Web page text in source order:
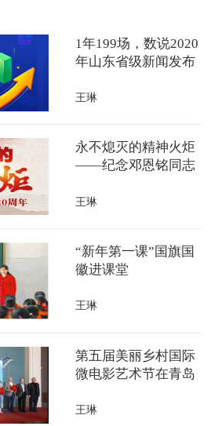
1年199场，数说2020
年山东省级新闻发布
王琳
永不熄灭的精神火炬
——纪念邓恩铭同志
王琳
“新年第一课”国旗国
徽进课堂
王琳
第五届美丽乡村国际
微电影艺术节在青岛
王琳